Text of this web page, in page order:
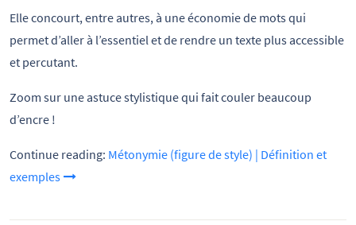
Elle concourt, entre autres, à une économie de mots qui
permet d’aller à l’essentiel et de rendre un texte plus accessible
et percutant.
Zoom sur une astuce stylistique qui fait couler beaucoup
d’encre !
Continue reading: Métonymie (figure de style) | Définition et
exemples